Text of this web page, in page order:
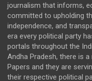
journalism that informs,
committed to upholding
independence, and
era every political party
portals throughout the
Andha Pradesh, there is
Papers and they are
their respective political